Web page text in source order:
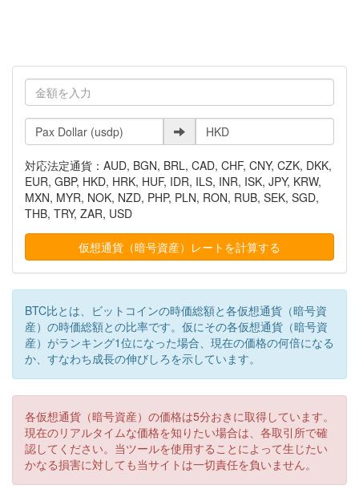
対応法定通貨：AUD, BGN, BRL, CAD, CHF, CNY, CZK, DKK,
EUR, GBP, HKD, HRK, HUF, IDR, ILS, INR, ISK, JPY, KRW,
MXN, MYR, NOK, NZD, PHP, PLN, RON, RUB, SEK, SGD,
THB, TRY, ZAR, USD
BTC比とは、ビットコインの時価総額と各仮想通貨（暗号資
産）の時価総額との比率です。仮にその各仮想通貨（暗号資
産）がランキング1位になった場合、現在の価格の何倍になる
か、すなわち成長の伸びしろを示しています。
各仮想通貨（暗号資産）の価格は5分おきに取得しています。
現在のリアルタイムな価格を知りたい場合は、各取引所で確
認してください。当ツールを使用することによって生じたい
かなる損害に対しても当サイトは一切責任を負いません。